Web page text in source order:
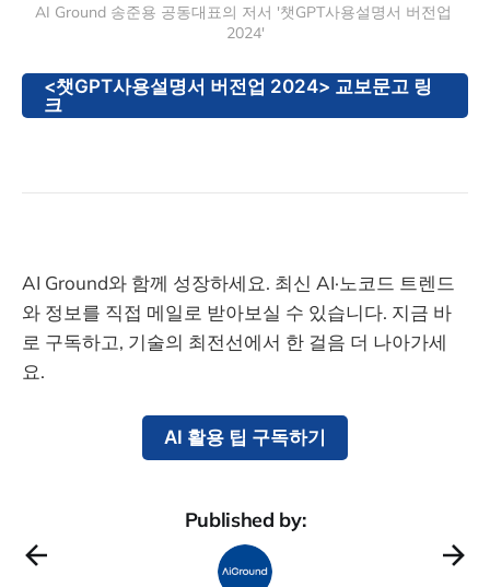
AI Ground 송준용 공동대표의 저서 '챗GPT사용설명서 버전업
2024'
<챗GPT사용설명서 버전업 2024> 교보문고 링
크
AI Ground와 함께 성장하세요. 최신 AI·노코드 트렌드
와 정보를 직접 메일로 받아보실 수 있습니다. 지금 바
로 구독하고, 기술의 최전선에서 한 걸음 더 나아가세
요.
AI 활용 팁 구독하기
Published by: